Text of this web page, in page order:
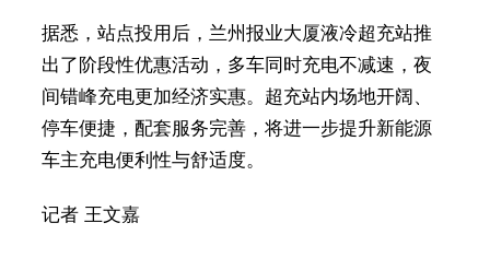
据悉，站点投用后，兰州报业大厦液冷超充站推
出了阶段性优惠活动，多车同时充电不减速，夜
间错峰充电更加经济实惠。超充站内场地开阔、
停车便捷，配套服务完善，将进一步提升新能源
车主充电便利性与舒适度。
记者 王文嘉